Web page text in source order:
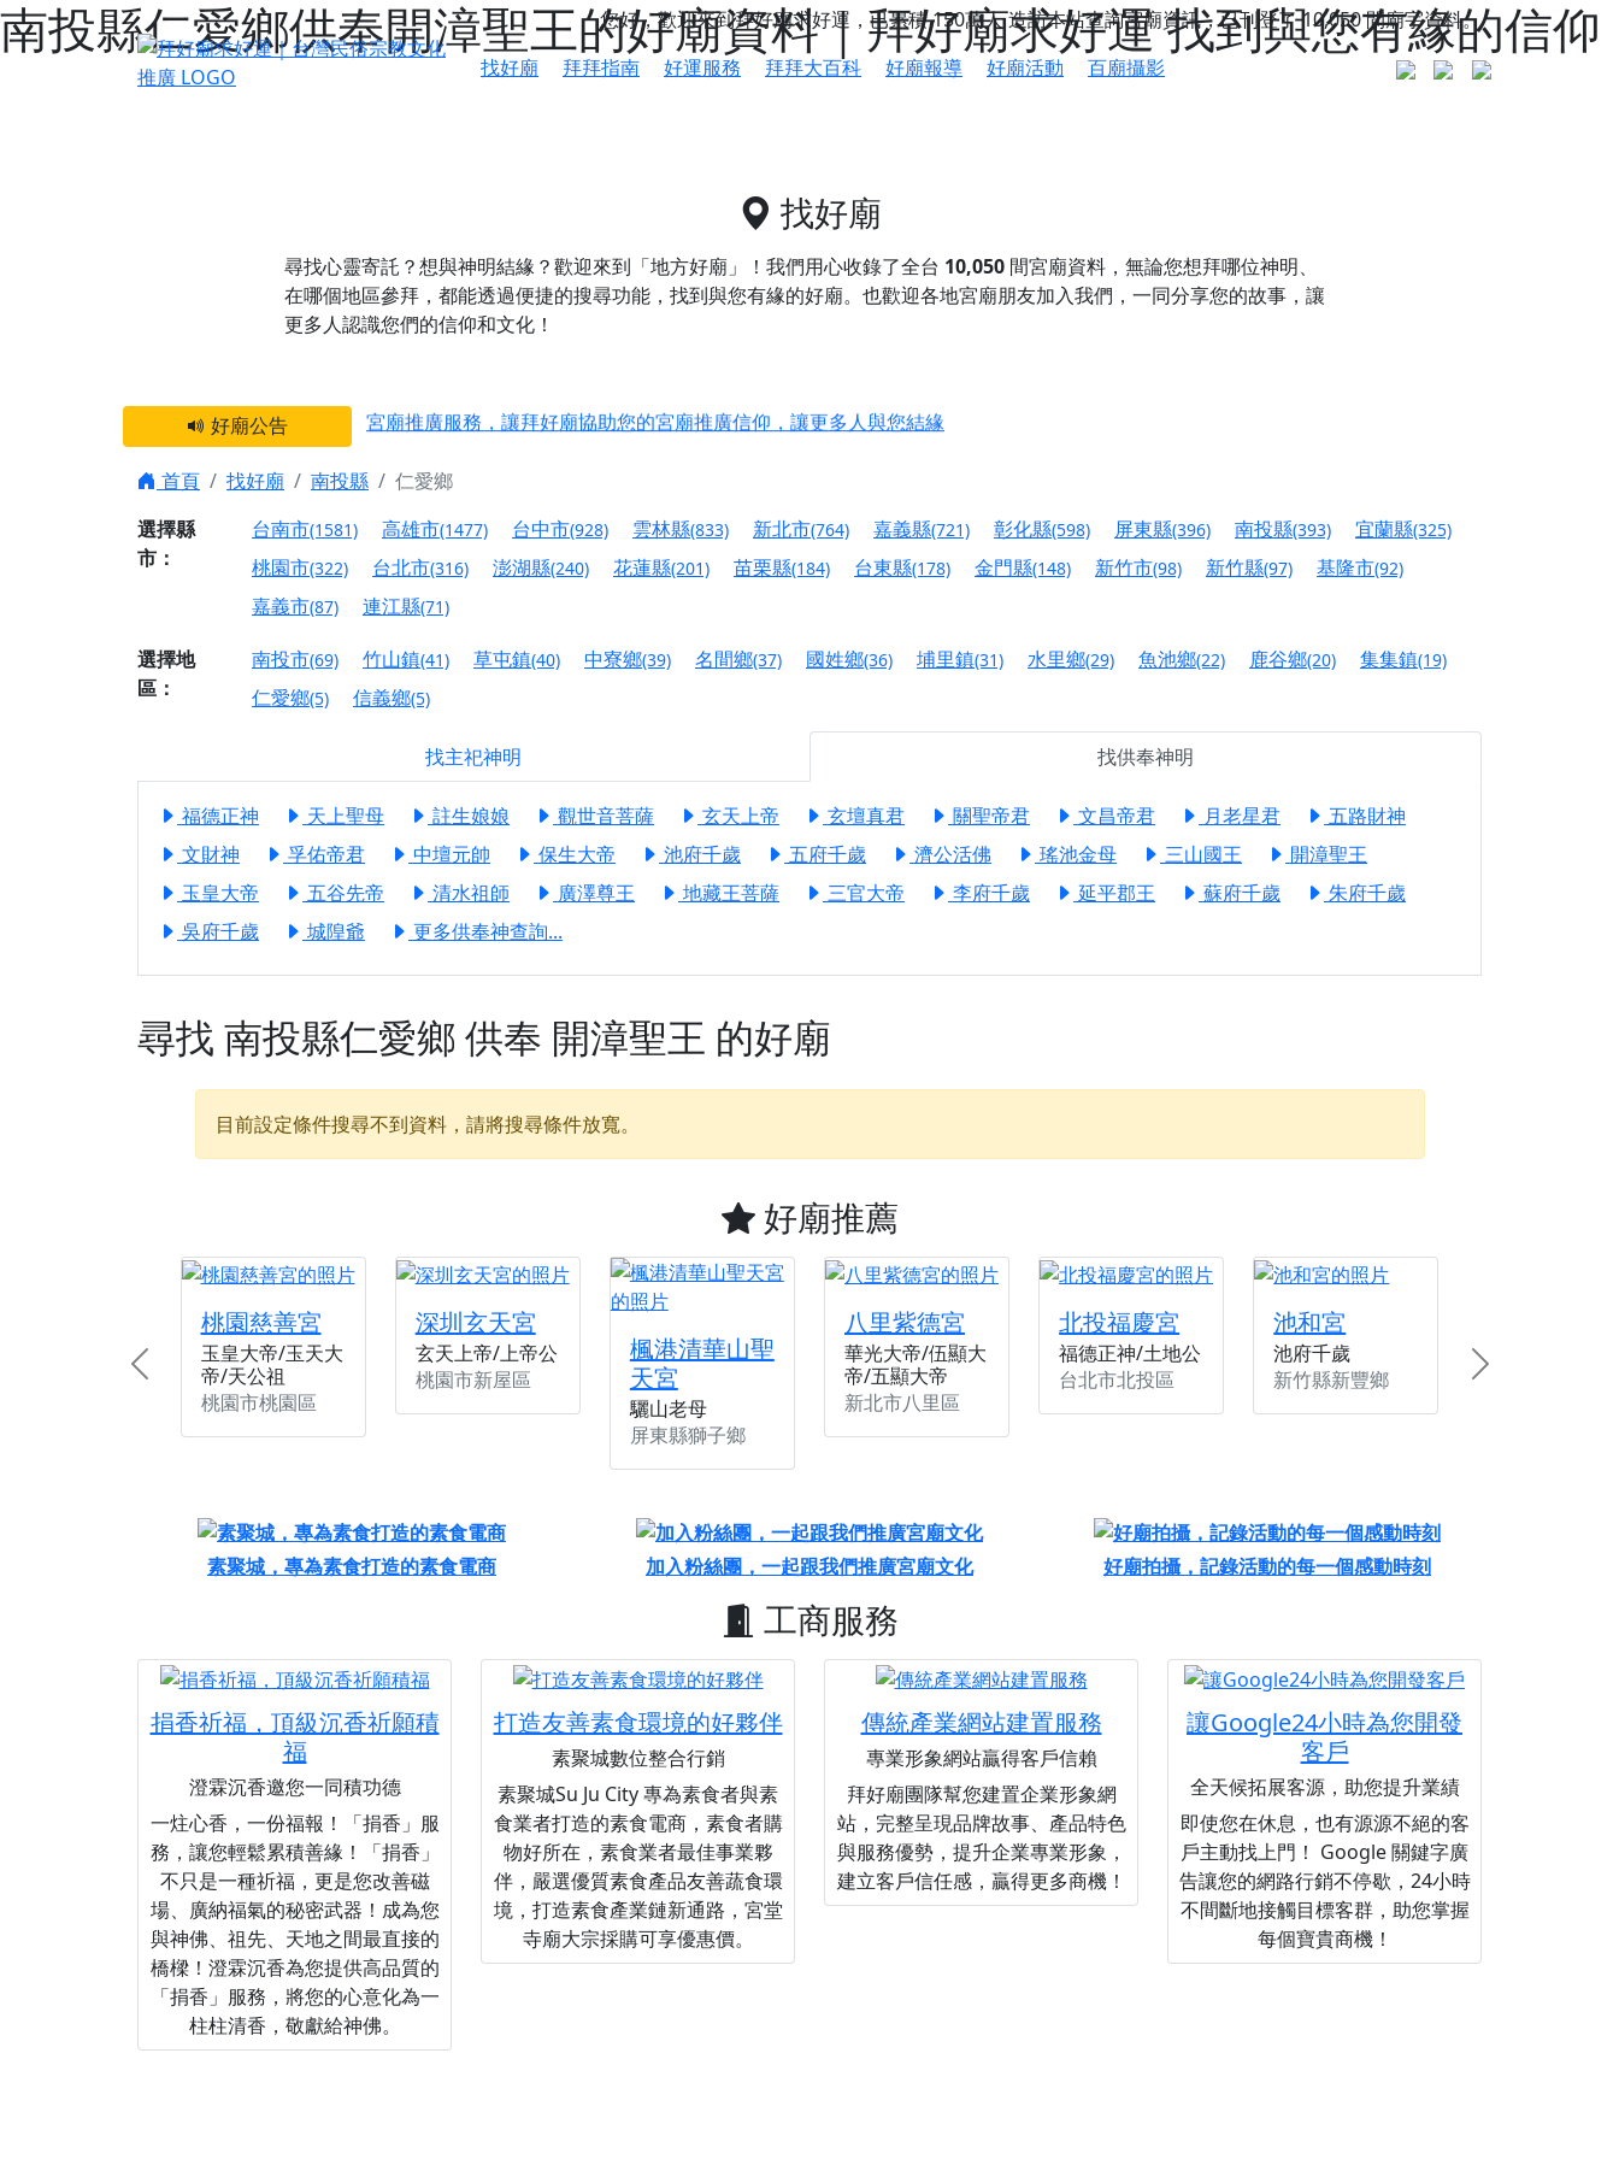
南投縣仁愛鄉供奉開漳聖王的好廟資料｜拜好廟求好運 找到與您有緣的信仰
您好，歡迎來到拜好廟求好運，已累積150萬人造訪本站查詢宮廟資訊，已刊登了10,050間廟宇資料。
找好廟
拜拜指南 好運服務 拜拜大百科 好廟報導 好廟活動 百廟攝影
找好廟
尋找心靈寄託？想與神明結緣？歡迎來到「地方好廟」！我們用心收錄了全台 10,050 間宮廟資料，無論您想拜哪位神明、
在哪個地區參拜，都能透過便捷的搜尋功能，找到與您有緣的好廟。 也歡迎各地宮廟朋友加入我們，一同分享您的故事，讓
更多人認識您們的信仰和文化！
好廟公告
宮廟推廣服務，讓拜好廟協助您的宮廟推廣信仰，讓更多人與您結緣
之旅」！
【台北北投 唭哩岸慈生宮】慶讚中元普渡法會，誠摯邀請您一同參與，為自己與家人累積福德、祈求平安好運
【屏東縣獅子鄉 楓港清華山聖天宮】驪山母娘聖誕暨中元普渡大法會，誠邀十方善信大德，一同回到母娘慈悲座前，祈福納祥、慎
願平安順遂的慈悲心意。
【桃園龜山 慈恩宮】丙午年梁皇寶懺法會，一念虔誠禮寶懺，一分懺悔植福田，誠邀十方善信大德共同參與。
【新北貢寮 南極玉明殿】中元普渡大法會，誠摯歡迎十方善信大德隨喜贊普，為祖先親眷祈求安息，也為自身與家人累積福德、種
下善緣。
【桃園慈善宮(天公廟)】中元普渡交給專業的來，省時省力又積福！「玉皇大帝 大天尊」 親自坐鎮主法！幫你累積的功德福報自然
是「超級加倍」！
【台北北投 福慶宮】慶讚中元普渡法會，誠摯邀請十方善信大德，一同回到北投土地公埔，祈願闔家平安、地方祥和、福運綿長。
【桃園龜山 慈恩宮】瑤池金母聖誕祝壽盛典，邀請十方善信大德蒞臨參香祝壽，同沐母娘慈光，共祈平安吉祥
【桃園龜山 慈恩宮】丙午年慶讚中元普渡法會，正是讓我們用善念與功德，迴向冥陽兩利、闔家平安的殊勝因緣。
【新北八里 紫德宮】丙午年中元普渡讚普超薦法會，普施眾生・慎終追遠・廣植福田
【台北北投金虎爺會】父親節陪爸爸一起闖關趣，邀請大小朋友一起留下珍貴的家庭回憶
【新北八里 紫德宮】父親節奉茶感恩活動，一杯茶，一份心意；一句感謝，一生難忘。
【桃園新屋 深圳玄天宮】農曆七月擴大犒軍科儀，吉祥月不只有普渡祈福，也有一份感謝守護的虔誠心意
【桃園新屋 深圳玄天宮】七娘媽聖誕祝壽慶典，誠摯邀請十方善信大德攜家帶眷前來參香，共同向七娘媽祝壽祈福
歡迎友廟長官、小編加入我們LINE官方帳號，讓我們協助您的廟宇推廣。
歡迎信眾分享您前往廟宇的參拜體驗，推廣您的信仰
首頁 找好廟 南投縣
仁愛鄉
選擇縣
市：
台南市(1581) 高雄市(1477) 台中市(928) 雲林縣(833) 新北市(764) 嘉義縣(721) 彰化縣(598) 屏東縣(396) 南投縣(393) 宜蘭縣(325)
桃園市(322) 台北市(316) 澎湖縣(240) 花蓮縣(201) 苗栗縣(184) 台東縣(178) 金門縣(148) 新竹市(98) 新竹縣(97) 基隆市(92)
嘉義市(87) 連江縣(71)
選擇地
區：
南投市(69) 竹山鎮(41) 草屯鎮(40) 中寮鄉(39) 名間鄉(37) 國姓鄉(36) 埔里鎮(31) 水里鄉(29) 魚池鄉(22) 鹿谷鄉(20) 集集鎮(19)
仁愛鄉(5) 信義鄉(5)
找主祀神明 找供奉神明
福德正神 天上聖母 註生娘娘 觀世音菩薩 玄天上帝 玄壇真君 關聖帝君 文昌帝君 月老星君
五路財神
文財神
孚佑帝君 中壇元帥 保生大帝 池府千歲 五府千歲 濟公活佛 瑤池金母 三山國王
開漳聖王
玉皇大帝
五谷先帝 清水祖師 廣澤尊王 地藏王菩薩 三官大帝 李府千歲 延平郡王 蘇府千歲
朱府千歲
吳府千歲
城隍爺 更多供奉神查詢...
尋找 南投縣仁愛鄉 供奉 開漳聖王 的好廟
目前設定條件搜尋不到資料，請將搜尋條件放寬。
好廟推薦
桃園慈善宮
玉皇大帝/玉天大
帝/天公祖
桃園市桃園區
深圳玄天宮
玄天上帝/上帝公
桃園市新屋區
楓港清華山聖
天宮
驪山老母
屏東縣獅子鄉
八里紫德宮
華光大帝/伍顯大
帝/五顯大帝
新北市八里區
北投福慶宮
福德正神/土地公
台北市北投區
池和宮
池府千歲
新竹縣新豐鄉
Previous Next
素聚城，專為素食打造的素食電商 加入粉絲團，一起跟我們推廣宮廟文化 好廟拍攝，記錄活動的每一個感動時刻
工商服務
捐香祈福，頂級沉香祈願積
福
澄霖沉香邀您一同積功德
一炷心香，一份福報！「捐香」服
務，讓您輕鬆累積善緣！「捐香」
不只是一種祈福，更是您改善磁
場、廣納福氣的秘密武器！成為您
與神佛、祖先、天地之間最直接的
橋樑！澄霖沉香為您提供高品質的
「捐香」服務，將您的心意化為一
柱柱清香，敬獻給神佛。
打造友善素食環境的好夥伴
素聚城數位整合行銷
素聚城Su Ju City 專為素食者與素
食業者打造的素食電商，素食者購
物好所在，素食業者最佳事業夥
伴，嚴選優質素食產品友善蔬食環
境，打造素食產業鏈新通路，宮堂
寺廟大宗採購可享優惠價。
傳統產業網站建置服務
專業形象網站贏得客戶信賴
拜好廟團隊幫您建置企業形象網
站，完整呈現品牌故事、產品特色
與服務優勢，提升企業專業形象，
建立客戶信任感，贏得更多商機！
讓Google24小時為您開發
客戶
全天候拓展客源，助您提升業績
即使您在休息，也有源源不絕的客
戶主動找上門！ Google 關鍵字廣
告讓您的網路行銷不停歇，24小時
不間斷地接觸目標客群，助您掌握
每個寶貴商機！